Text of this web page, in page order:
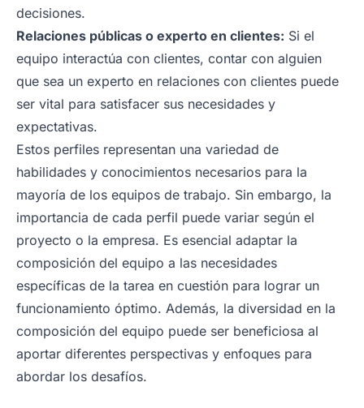
decisiones.
Relaciones públicas o experto en clientes: Si el
equipo interactúa con clientes, contar con alguien
que sea un experto en relaciones con clientes puede
ser vital para satisfacer sus necesidades y
expectativas.
Estos perfiles representan una variedad de
habilidades y conocimientos necesarios para la
mayoría de los equipos de trabajo. Sin embargo, la
importancia de cada perfil puede variar según el
proyecto o la empresa. Es esencial adaptar la
composición del equipo a las necesidades
específicas de la tarea en cuestión para lograr un
funcionamiento óptimo. Además, la diversidad en la
composición del equipo puede ser beneficiosa al
aportar diferentes perspectivas y enfoques para
abordar los desafíos.